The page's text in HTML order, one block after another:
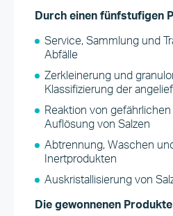
Durch einen fünfstufigen
Service, Sammlung und
Abfälle
Zerkleinerung und
Klassifizierung der
Reaktion von
Auflösung von Salzen
Abtrennung, Waschen
Inertprodukten
Auskristallisierung von
Die gewonnenen